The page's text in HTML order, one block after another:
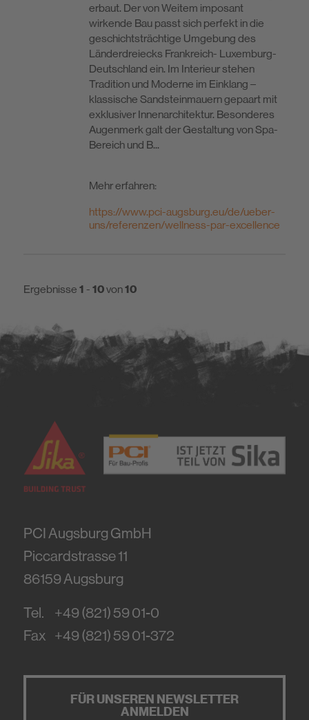
erbaut. Der von Weitem imposant
wirkende Bau passt sich perfekt in die
geschichtsträchtige Umgebung des
Länderdreiecks Frankreich- Luxemburg-
Deutschland ein. Im Interieur stehen
Tradition und Moderne im Einklang –
klassische Sandsteinmauern gepaart mit
exklusiver Innenarchitektur. Besonderes
Augenmerk galt der Gestaltung von Spa-
Bereich und B...
Mehr erfahren:
https://www.pci-augsburg.eu/de/ueber-
uns/referenzen/wellness-par-excellence
Ergebnisse 1 - 10von10
PCI Augsburg GmbH
Piccardstrasse 11
86159 Augsburg
Tel.
+49 (821) 59 01-0
Fax +49 (821) 59 01-372
FÜR UNSEREN NEWSLETTER
ANMELDEN